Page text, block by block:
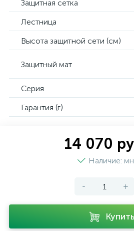
Защитная сетка
Лестница
Высота защитной сети (см)
Защитный мат
Серия
Гарантия (г)
14 070
Наличие:
- +
Купить